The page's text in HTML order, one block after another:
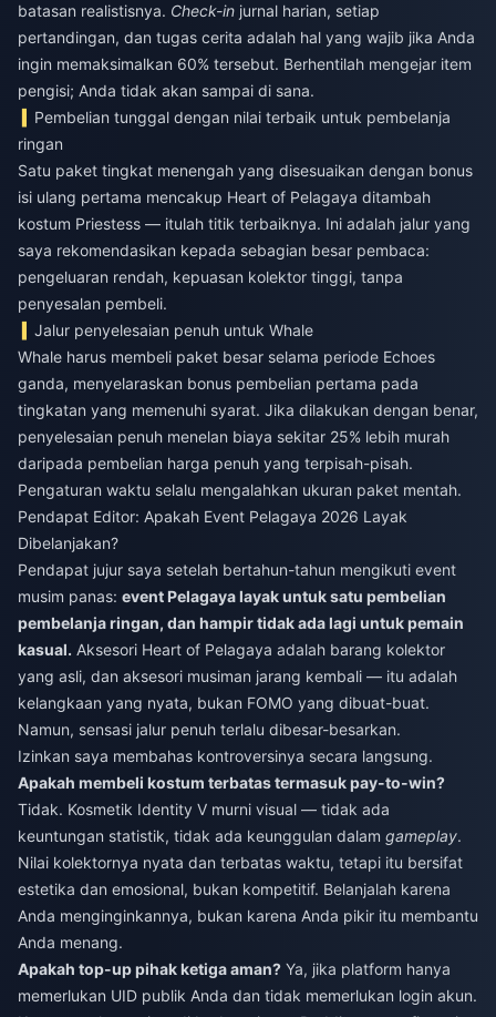
batasan realistisnya. Check-in jurnal harian, setiap
pertandingan, dan tugas cerita adalah hal yang wajib jika Anda
ingin memaksimalkan 60% tersebut. Berhentilah mengejar item
pengisi; Anda tidak akan sampai di sana.
Pembelian tunggal dengan nilai terbaik untuk pembelanja
ringan
Satu paket tingkat menengah yang disesuaikan dengan bonus
isi ulang pertama mencakup Heart of Pelagaya ditambah
kostum Priestess — itulah titik terbaiknya. Ini adalah jalur yang
saya rekomendasikan kepada sebagian besar pembaca:
pengeluaran rendah, kepuasan kolektor tinggi, tanpa
penyesalan pembeli.
Jalur penyelesaian penuh untuk Whale
Whale harus membeli paket besar selama periode Echoes
ganda, menyelaraskan bonus pembelian pertama pada
tingkatan yang memenuhi syarat. Jika dilakukan dengan benar,
penyelesaian penuh menelan biaya sekitar 25% lebih murah
daripada pembelian harga penuh yang terpisah-pisah.
Pengaturan waktu selalu mengalahkan ukuran paket mentah.
Pendapat Editor: Apakah Event Pelagaya 2026 Layak
Dibelanjakan?
Pendapat jujur saya setelah bertahun-tahun mengikuti event
musim panas: event Pelagaya layak untuk satu pembelian
pembelanja ringan, dan hampir tidak ada lagi untuk pemain
kasual. Aksesori Heart of Pelagaya adalah barang kolektor
yang asli, dan aksesori musiman jarang kembali — itu adalah
kelangkaan yang nyata, bukan FOMO yang dibuat-buat.
Namun, sensasi jalur penuh terlalu dibesar-besarkan.
Izinkan saya membahas kontroversinya secara langsung.
Apakah membeli kostum terbatas termasuk pay-to-win?
Tidak. Kosmetik Identity V murni visual — tidak ada
keuntungan statistik, tidak ada keunggulan dalam gameplay.
Nilai kolektornya nyata dan terbatas waktu, tetapi itu bersifat
estetika dan emosional, bukan kompetitif. Belanjalah karena
Anda menginginkannya, bukan karena Anda pikir itu membantu
Anda menang.
Apakah top-up pihak ketiga aman? Ya, jika platform hanya
memerlukan UID publik Anda dan tidak memerlukan login akun.